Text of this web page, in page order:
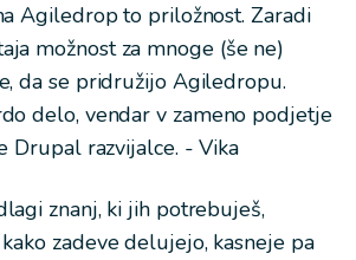
Agiledrop to priložnost. Zaradi
možnost za mnoge (še ne)
da se pridružijo Agiledropu.
delo, vendar v zameno podjetje
Drupal razvijalce. - Vika
znanj, ki jih potrebuješ,
zadeve delujejo, kasneje pa